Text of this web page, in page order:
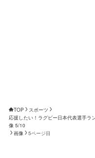
TOP
スポーツ
応援したい！ラグビー日本代表選手ラ
像 5/10
画像
5ページ目